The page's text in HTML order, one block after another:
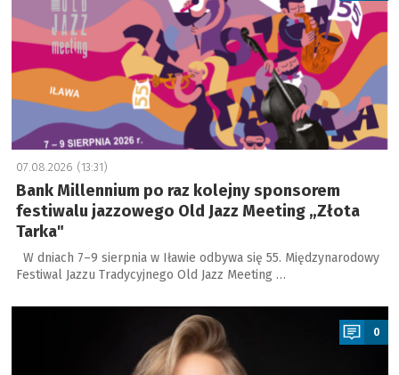
07.08.2026 (13:31)
Bank Millennium po raz kolejny sponsorem
festiwalu jazzowego Old Jazz Meeting „Złota
Tarka"
W dniach 7–9 sierpnia w Iławie odbywa się 55. Międzynarodowy
Festiwal Jazzu Tradycyjnego Old Jazz Meeting …
a
0